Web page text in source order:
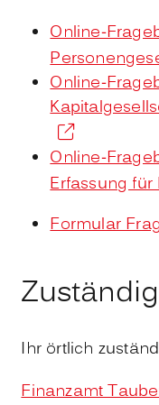
Online-
Online-
Online-
Erfassung
Formular
Ihr örtlich
Finanzamt